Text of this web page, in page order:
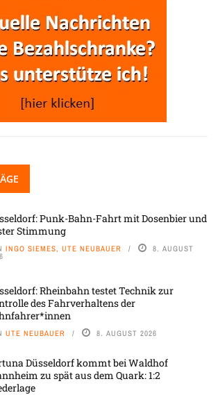
Punk-Bahn-Fahrt mit Dosenbier und
Stimmung
INGO SIEMES, UTE NEUBAUER 8. AUGUST
Rheinbahn testet Technik zur
des Fahrverhaltens der
UTE NEUBAUER 8. AUGUST 2026
Düsseldorf kommt bei Waldhof
zu spät aus dem Quark: 1:2